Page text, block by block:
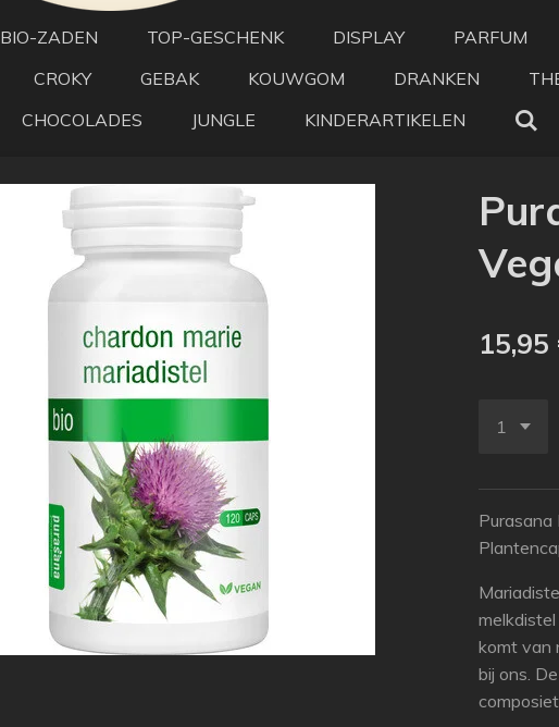
BIO-ZADEN TOP-GESCHENK DISPLAY PARFUM
CROKY GEBAK KOUWGOM DRANKEN
CHOCOLADES JUNGLE KINDERARTIKELEN
15,95
komt van
bij ons.